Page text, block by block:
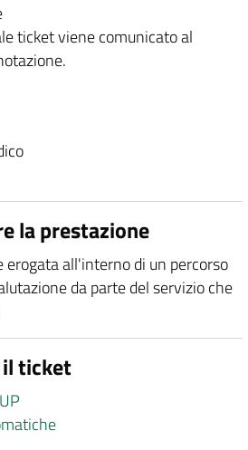
ticket viene comunicato al
la prestazione
erogata all'interno di un percorso
da parte del servizio che
il ticket